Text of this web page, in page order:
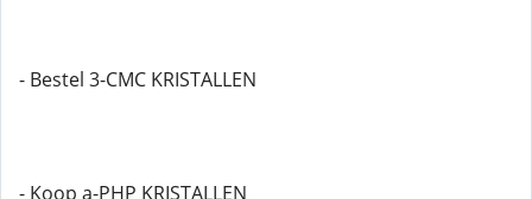
- Bestel 3-CMC KRISTALLEN
- Koop a-PHP KRISTALLEN